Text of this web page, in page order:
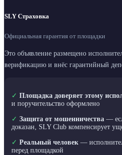
SLY Страховка
Официальная гарантия от площадки
Это объявление размещено
верификацию и внёс гарантийный
✓ Площадка доверяет этому
и поручительство оформлено
✓ Защита от мошенничества —
доказан, SLY Club компенсирует
✓ Реальный человек —
перед площадкой